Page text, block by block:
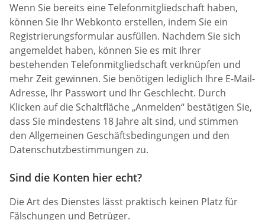
Wenn Sie bereits eine Telefonmitgliedschaft haben,
können Sie Ihr Webkonto erstellen, indem Sie ein
Registrierungsformular ausfüllen. Nachdem Sie sich
angemeldet haben, können Sie es mit Ihrer
bestehenden Telefonmitgliedschaft verknüpfen und
mehr Zeit gewinnen. Sie benötigen lediglich Ihre E-Mail-
Adresse, Ihr Passwort und Ihr Geschlecht. Durch
Klicken auf die Schaltfläche „Anmelden“ bestätigen Sie,
dass Sie mindestens 18 Jahre alt sind, und stimmen
den Allgemeinen Geschäftsbedingungen und den
Datenschutzbestimmungen zu.
Sind die Konten hier echt?
Die Art des Dienstes lässt praktisch keinen Platz für
Fälschungen und Betrüger.